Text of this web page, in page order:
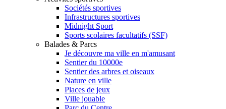
Sociétés sportives
Infrastructures sportives
Midnight Sport
Sports scolaires facultatifs (SSF)
Balades & Parcs
Je découvre ma ville en m'amusant
Sentier du 10000e
Sentier des arbres et oiseaux
Nature en ville
Places de jeux
Ville jouable